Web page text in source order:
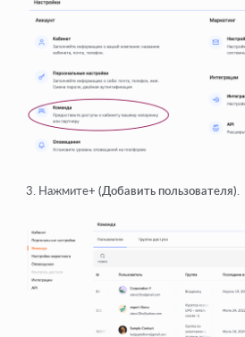
Нажмите+ (Добавить пользователя)